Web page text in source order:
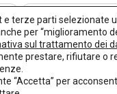
Rassegna normativa
Eventi
e terze parti selezionate
per “miglioramento
sul trattamento dei
prestare, rifiutare o
“Accetta” per